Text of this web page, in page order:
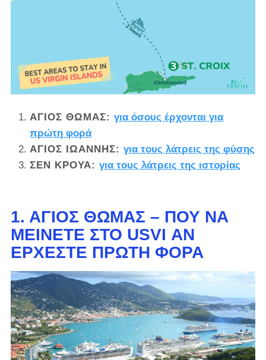
ΆΓΙΟΣ ΘΩΜΆΣ:για όσους έρχονται για
πρώτη φορά
ΆΓΙΟΣ ΙΩΆΝΝΗΣ:για τους λάτρεις της φύσης
ΣΕΝ ΚΡΟΥΆ:για τους λάτρεις της ιστορίας
1. ΆΓΙΟΣ ΘΩΜΆΣ – ΠΟΎ ΝΑ
ΜΕΊΝΕΤΕ ΣΤΟ USVI ΑΝ
ΈΡΧΕΣΤΕ ΠΡΏΤΗ ΦΟΡΆ